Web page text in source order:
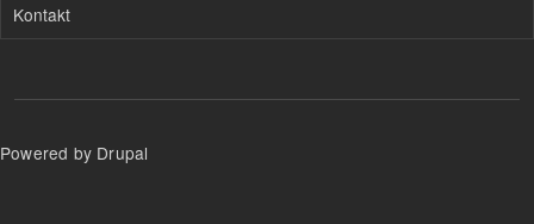
Kontakt
Powered by Drupal